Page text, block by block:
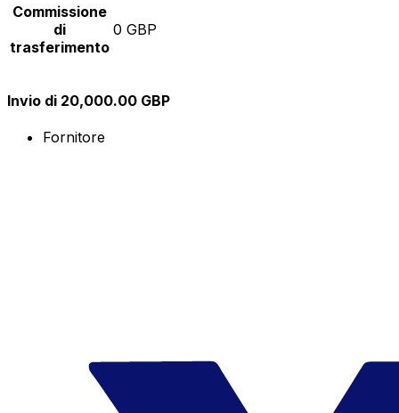
Commissione
di
trasferimento
0 GBP
Invio di 20,000.00 GBP
Fornitore